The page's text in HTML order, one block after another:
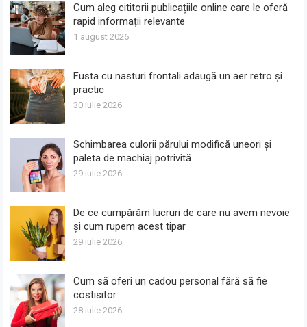
Cum aleg cititorii publicațiile online care le oferă
rapid informații relevante
1 august 2026
Fusta cu nasturi frontali adaugă un aer retro și
practic
30 iulie 2026
Schimbarea culorii părului modifică uneori și
paleta de machiaj potrivită
29 iulie 2026
De ce cumpărăm lucruri de care nu avem nevoie
și cum rupem acest tipar
29 iulie 2026
Cum să oferi un cadou personal fără să fie
costisitor
28 iulie 2026